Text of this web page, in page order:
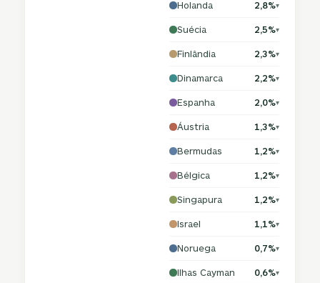
Holanda 2,8%▾
Suécia 2,5%▾
Finlândia 2,3%▾
Dinamarca 2,2%▾
Espanha 2,0%▾
Áustria 1,3%▾
Bermudas 1,2%▾
Bélgica 1,2%▾
Singapura 1,2%▾
Israel 1,1%▾
Noruega 0,7%▾
Ilhas Cayman 0,6%▾